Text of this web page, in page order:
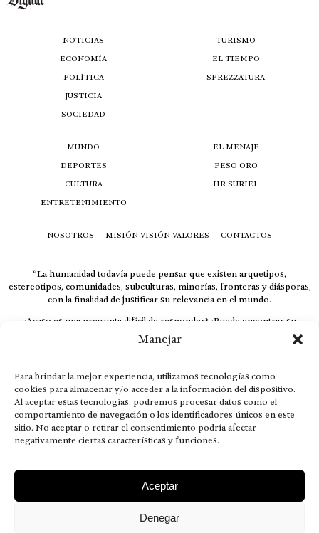
Manejar
Para brindar la mejor experiencia, utilizamos tecnologías como
cookies para almacenar y/o acceder a la información del dispositivo.
Al aceptar estas tecnologías, podremos procesar datos como el
comportamiento de navegación o los identificadores únicos en este
sitio. No aceptar o retirar el consentimiento podría afectar
negativamente ciertas características y funciones.
Aceptar
Denegar
NOTICIAS
ECONOMÍA
POLÍTICA
JUSTICIA
SOCIEDAD
TURISMO
EL TIEMPO
SPREZZATURA
MUNDO
DEPORTES
CULTURA
ENTRETENIMIENTO
EL MENAJE
PESO ORO
HR SURIEL
NOSOTROS MISIÓN VISIÓN VALORES CONTACTOS
“La humanidad todavía puede pensar que existen arquetipos,
estereotipos, comunidades, subculturas, minorías, fronteras y diásporas,
con la finalidad de justificar su relevancia en el mundo.
¿Acaso es una pregunta difícil de responder? ¿Puede encontrar su
respuesta al instante, otorgando al receptor cuestionado espacio y
velocidad suficiente para responder correctamente? De no ser así, el que
El concepto de familia no está limitado exclusivamente a la sangre; seres
que surgen en nuestro diario vivir suelen pesar más que los
emparentados. Más bien, el apego de estas dos versiones de seres
queridos mueve ideales provenientes de sus vivencias.
This is for nuestra gente.” – HRSuriel